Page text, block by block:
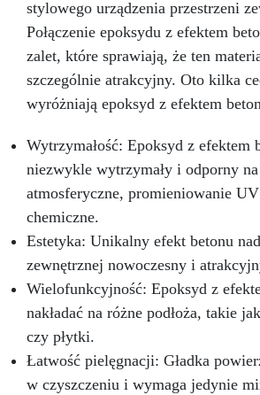
Łatwość montażu sprawia, że
preferowanym wyborem
miłośników
profesjonalistów,
bezproblemowe przekształcenie
Niezależnie od tego, czy
przestrzeń kuchenną, nasz
profesjonalny rezultat przy
Każdy detal naszego
kuchennego z efektem
został zaprojektowany tak,
niezrównaną kombinację stylu,
praktyczności. Wynik to
designerskie najwyższej
natychmiast podnosi standardy
ją powodem do dumy w Twoim
nasz zestaw, aby
kuchnię, łącząc funkcjonalność
pozwól się inspirować każdego
trwałością, jakie
stylowego urządzenia przestrzeni
Połączenie epoksydu z efektem
zalet, które sprawiają, że ten
szczególnie atrakcyjny. Oto kilka
wyróżniają epoksyd z efektem
Wytrzymałość: Epoksyd z efektem
niezwykle wytrzymały i odporny
atmosferyczne, promieniowanie
chemiczne.
Estetyka: Unikalny efekt betonu
zewnętrznej nowoczesny i
Wielofunkcyjność: Epoksyd z
nakładać na różne podłoża, takie
czy płytki.
Łatwość pielęgnacji: Gładka
w czyszczeniu i wymaga jedynie